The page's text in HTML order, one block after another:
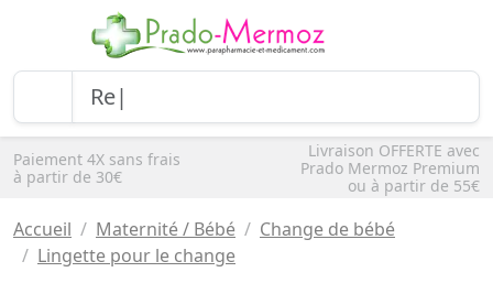
Paiement 4X sans frais
à partir de 30€
Livraison OFFERTE avec
Prado Mermoz Premium
ou à partir de 55€
Accueil Maternité / Bébé
Change de bébé
Lingette pour le change